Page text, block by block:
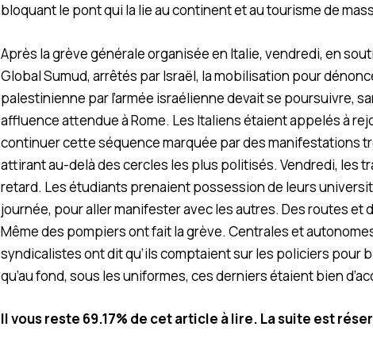
bloquant le pont qui la lie au continent et au tourisme de
Après la grève générale organisée en Italie, vendredi, en
Global Sumud, arrêtés par Israël, la mobilisation pour
palestinienne par l’armée israélienne devait se poursuivre,
affluence attendue à Rome. Les Italiens étaient appelés à
continuer cette séquence marquée par des manifestations
attirant au-delà des cercles les plus politisés. Vendredi, les
retard. Les étudiants prenaient possession de leurs
journée, pour aller manifester avec les autres. Des routes et
Même des pompiers ont fait la grève. Centrales et
syndicalistes ont dit qu’ils comptaient sur les policiers pour
qu’au fond, sous les uniformes, ces derniers étaient bien
Il vous reste 69.17% de cet article à lire. La suite est